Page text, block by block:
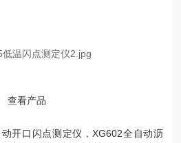
查看产品
开口闪点测定仪 ，XG602全自动沥